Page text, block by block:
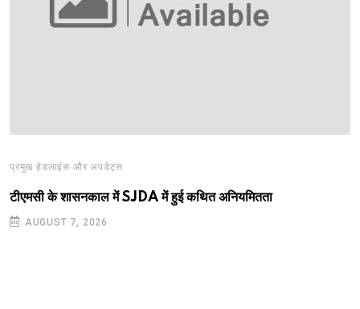
प्रमुख हेडलाइंस और अपडेट्स
टीएमसी के शासनकाल में SJDA में हुई कथित अनियमितता
AUGUST 7, 2026